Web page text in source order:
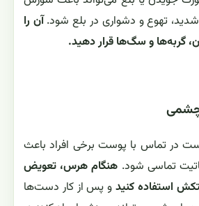
تهوع و دشواری در بلع شود.آن را
گربه‌ها و سگ‌ها قرار دهید.
در تماس با پوست برخی افراد باعث
تماسی شود. هنگام هرس، تعویض
استفاده کنیدو پس از کار دست‌ها